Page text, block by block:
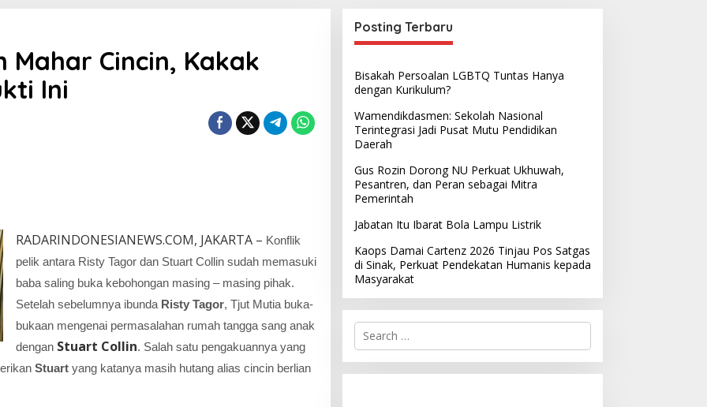
Mahar Cincin, Kakak
Ini
RADARINDONESIANEWS.COM, JAKARTA – Konflik
pelik antara Risty Tagor dan Stuart Collin sudah memasuki
baba saling buka kebohongan masing – masing pihak.
Setelah sebelumnya ibunda Risty Tagor, Tjut Mutia buka-
bukaan mengenai permasalahan rumah tangga sang anak
dengan Stuart Collin. Salah satu pengakuannya yang
Stuartyang katanya masih hutang alias cincin berlian
Posting Terbaru
Bisakah Persoalan LGBTQ Tuntas Hanya
dengan Kurikulum?
Wamendikdasmen: Sekolah Nasional
Terintegrasi Jadi Pusat Mutu Pendidikan
Daerah
Gus Rozin Dorong NU Perkuat Ukhuwah,
Pesantren, dan Peran sebagai Mitra
Pemerintah
Jabatan Itu Ibarat Bola Lampu Listrik
Kaops Damai Cartenz 2026 Tinjau Pos Satgas
di Sinak, Perkuat Pendekatan Humanis kepada
Masyarakat
S
r